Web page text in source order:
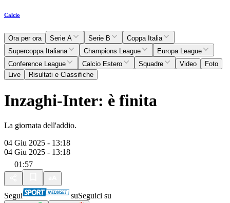
Calcio
Ora per ora Serie A Serie B
Coppa Italia
Supercoppa Italiana
Champions League
Europa League
Conference League
Calcio Estero Squadre Video
Foto
Live
Risultati e Classifiche
Inzaghi-Inter: è finita
La giornata dell'addio.
04 Giu 2025 - 13:18
04 Giu 2025 - 13:18
01:57
Segui suSeguici su